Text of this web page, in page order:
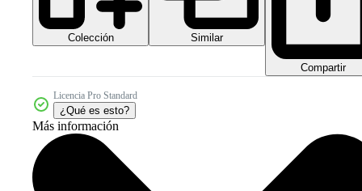
Colección Similar
Compartir
Licencia Pro Standard
¿Qué es esto?
Más información